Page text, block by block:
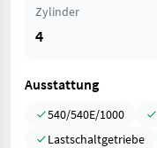
Zylinder
4
Ausstattung
540/540E/1000
Lastschaltgetriebe